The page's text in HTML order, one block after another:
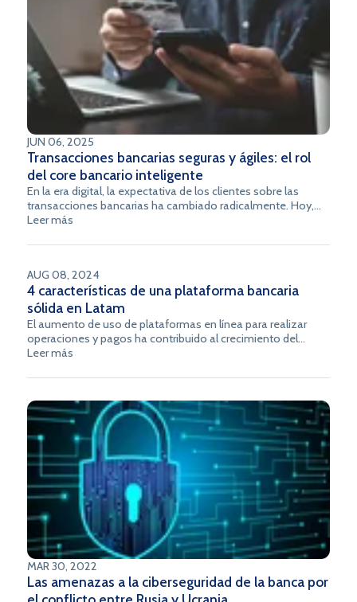
JUN 06, 2025
Transacciones bancarias seguras y ágiles: el rol
del core bancario inteligente
En la era digital, la expectativa de los clientes sobre las
transacciones bancarias ha cambiado radicalmente. Hoy,
las instituciones financieras deben ofrecer operaciones
cumplimiento normativo.
Leer más
AUG 08, 2024
4 características de una plataforma bancaria
sólida en Latam
El aumento de uso de plataformas en línea para realizar
operaciones y pagos ha contribuido al crecimiento del
sector bancario y financiero en los últimos años. De acuerdo
Capgemini, en 2016 hubo 60 billones de pagos digitales en
78 billones para el 2023. A nivel mundial, hubo 989 billones
de pagos en ecosistemas digitales en el 2021 y se espera
que haya 1.374 billones para este año.
Leer más
MAR 30, 2022
Las amenazas a la ciberseguridad de la banca por